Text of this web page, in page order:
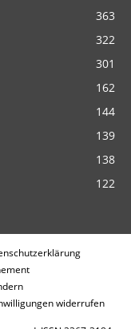
363
322
301
162
144
139
138
122
widerrufen